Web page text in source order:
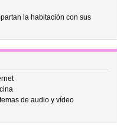
la habitación con sus
de audio y vídeo